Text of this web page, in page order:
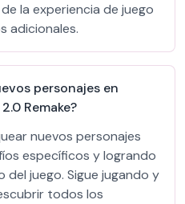
la experiencia de juego
adicionales.
personajes en
Remake?
nuevos personajes
específicos y logrando
juego. Sigue jugando y
todos los